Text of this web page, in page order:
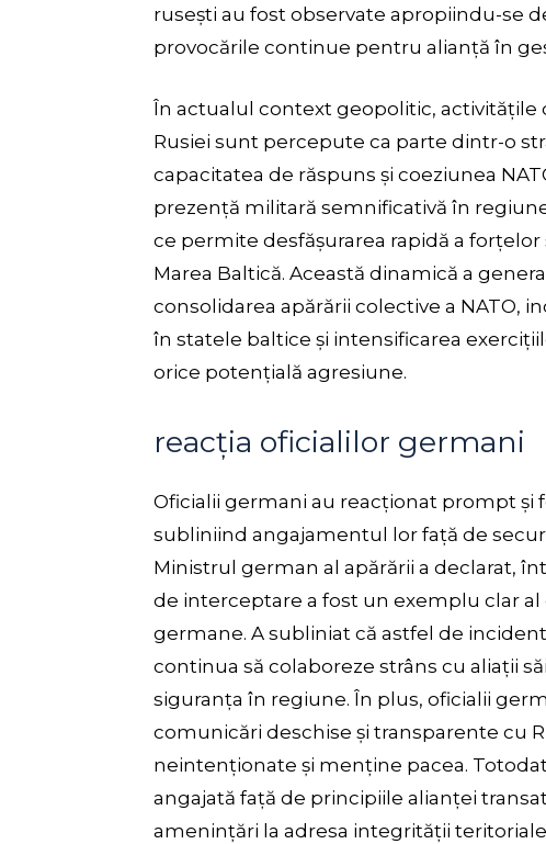
rusești au fost observate apropiindu-se
provocările continue pentru alianță în
În actualul context geopolitic, activitățile
Rusiei sunt percepute ca parte dintr-o
capacitatea de răspuns și coeziunea
prezență militară semnificativă în
ce permite desfășurarea rapidă a
Marea Baltică. Această dinamică a
consolidarea apărării colective a NATO,
în statele baltice și intensificarea
orice potențială agresiune.
reacția oficialilor germani
Oficialii germani au reacționat prompt și
subliniind angajamentul lor față de
Ministrul german al apărării a declarat,
de interceptare a fost un exemplu clar
germane. A subliniat că astfel de
continua să colaboreze strâns cu aliații
siguranța în regiune. În plus, oficialii
comunicări deschise și transparente cu
neintenționate și menține pacea.
angajată față de principiile alianței
amenințări la adresa integrității